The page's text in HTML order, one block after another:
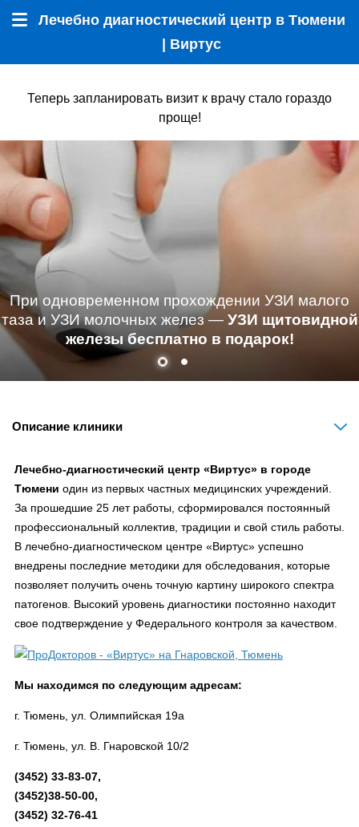
Лечебно диагностический центр в Тюмени
| Виртус
Теперь запланировать визит к врачу стало гораздо
проще!
При одновременном прохождении УЗИ малого
таза и УЗИ молочных желез — УЗИ щитовидной
железы бесплатно в подарок!
Описание клиники
Лечебно-диагностический центр «Виртус» в городе
Тюмени один из первых частных медицинских учреждений.
За прошедшие 25 лет работы, сформировался постоянный
профессиональный коллектив, традиции и свой стиль работы.
В лечебно-диагностическом центре «Виртус» успешно
внедрены последние методики для обследования, которые
позволяет получить очень точную картину широкого спектра
патогенов. Высокий уровень диагностики постоянно находит
свое подтверждение у Федерального контроля за качеством.
Мы находимся по следующим адресам:
г. Тюмень, ул. Олимпийская 19а
г. Тюмень, ул. В. Гнаровской 10/2
(3452) 33-83-07,
(3452)38-50-00,
(3452) 32-76-41